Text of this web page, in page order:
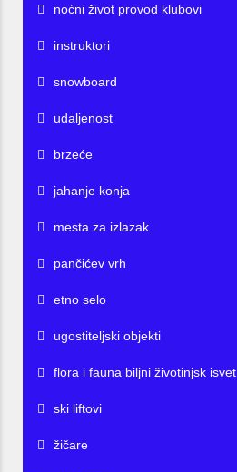
noćni život provod klubovi
instruktori
snowboard
udaljenost
brzeće
jahanje konja
mesta za izlazak
pančićev vrh
etno selo
ugostiteljski objekti
flora i fauna biljni životinjsk isvet
ski liftovi
žičare